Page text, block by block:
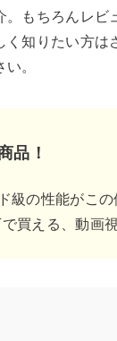
もちろんレビ
く知りたい方は
。
品！
級の性能がこの
買える、動画